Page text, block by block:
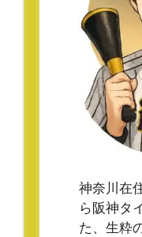
神奈川在
ら阪神タ
た、生粋